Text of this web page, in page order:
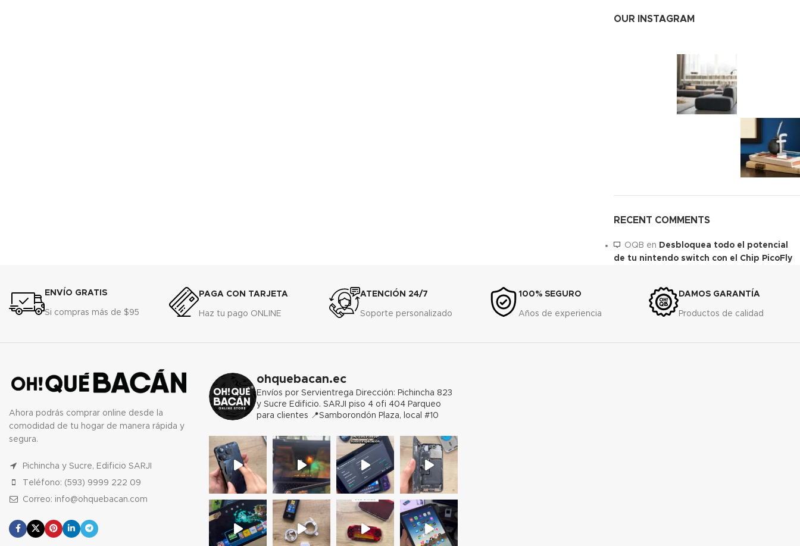
OUR INSTAGRAM
RECENT COMMENTS
OQB en Desbloquea todo el potencial
de tu nintendo switch con el Chip PicoFly
ENVÍO GRATIS
Si compras más de $95
PAGA CON TARJETA
Haz tu pago ONLINE
ATENCIÓN 24/7
Soporte personalizado
100% SEGURO
Años de experiencia
DAMOS GARANTÍA
Productos de calidad
Ahora podrás comprar online desde la
comodidad de tu hogar de manera rápida y
segura.
Pichincha y Sucre, Edificio SARJI
Teléfono: (593) 9999 222 09
Correo: info@ohquebacan.com
ohquebacan.ec
Envíos por Servientrega Dirección: Pichincha 823
y Sucre Edificio. SARJI piso 4 ofi 404 Parqueo
para clientes 📍Samborondón Plaza, local #10